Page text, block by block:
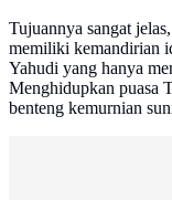
Tujuannya sangat
memiliki kemandirian
Yahudi yang hanya
Menghidupkan puasa
benteng kemurnian